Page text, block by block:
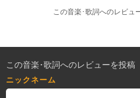
この音楽･歌詞へのレビュ
この音楽･歌詞へのレビューを投稿
ニックネーム